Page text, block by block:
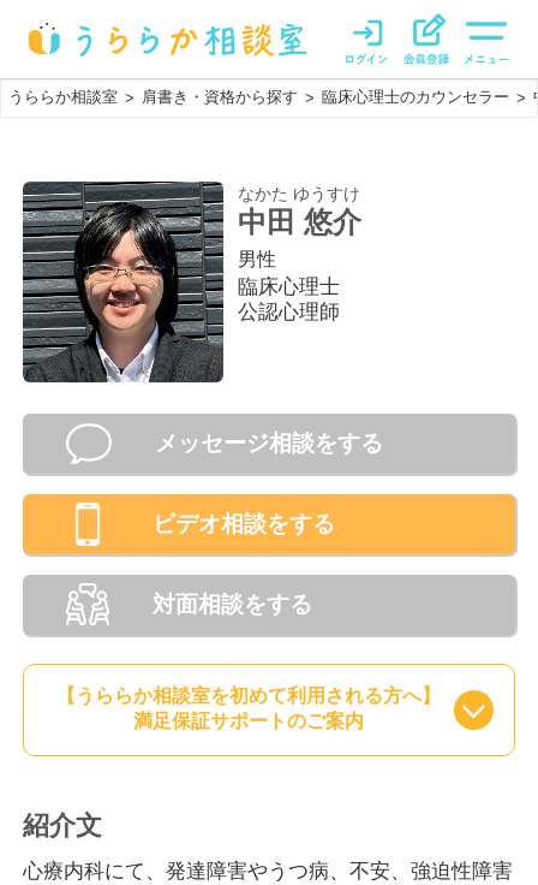
うららか相談室 > 肩書き・資格から探す > 臨床心理士のカウンセラー >
なかた ゆうすけ
中田 悠介
男性
臨床心理士
公認心理師
メッセージ相談をする
ビデオ相談をする
対面相談をする
【うららか相談室を初めて利用される方へ】
満足保証サポートのご案内
紹介文
心療内科にて、発達障害やうつ病、不安、強迫性障害